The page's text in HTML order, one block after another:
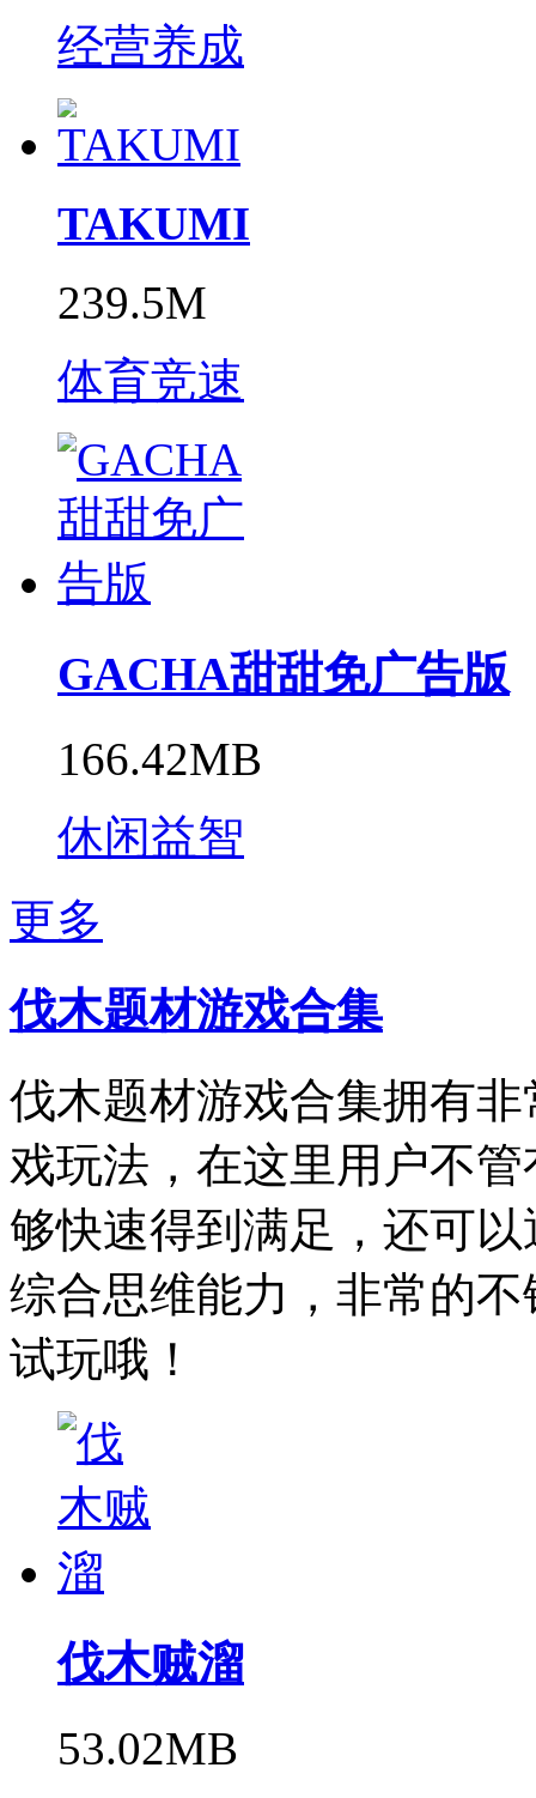
经营养成
TAKUMI
239.5M
体育竞速
GACHA甜甜免广告版
166.42MB
休闲益智
更多
伐木题材游戏合集​
伐木题材游戏合集拥有
戏玩法，在这里用户不
够快速得到满足，还可
综合思维能力，非常的
试玩哦！
伐木贼溜
53.02MB